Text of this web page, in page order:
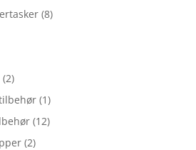
(8)
(2)
(1)
(12)
(2)